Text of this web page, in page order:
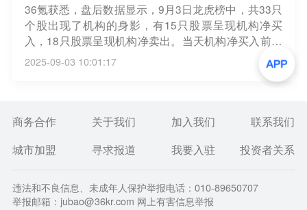
36氪获悉，盘后数据显示，9月3日龙虎榜中，共33只
个股出现了机构的身影，有15只股票呈现机构净买
入，18只股票呈现机构净卖出。当天机构净买入前三
的股票分别是辰欣药业、晓程科技、艾罗能源，净买
入金额分别是1.16亿元、1.11亿元、7255万元。当天
机构净卖出前三的股票分别是源杰科技、成都华微、
880万元。（第一财经）
2025-09-03 10:01:17
商务合作 关于我们 加入我们
联系我们
城市加盟
寻求报道 我要入驻 投资者关系
违法和不良信息、未成年人保护举报电话：010-89650707
举报邮箱：jubao@36kr.com 网上有害信息举报